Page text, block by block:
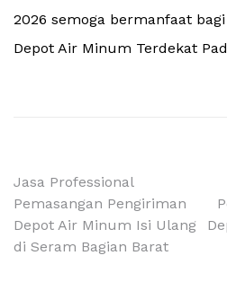
2026 semoga bermanfaat
Depot Air Minum Terdekat
Navigasi
pos
Jasa Professional
Pemasangan Pengiriman
Depot Air Minum Isi Ulang
di Seram Bagian Barat